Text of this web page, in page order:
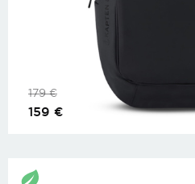
179€
159 €